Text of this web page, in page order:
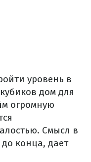
уровень в
дом для
огромную
Смысл в
конца, дает